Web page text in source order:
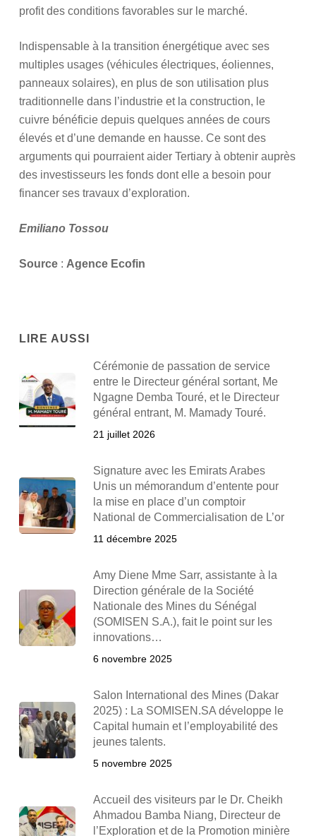
profit des conditions favorables sur le marché.
Indispensable à la transition énergétique avec ses
multiples usages (véhicules électriques, éoliennes,
panneaux solaires), en plus de son utilisation plus
traditionnelle dans l’industrie et la construction, le
cuivre bénéficie depuis quelques années de cours
élevés et d’une demande en hausse. Ce sont des
arguments qui pourraient aider Tertiary à obtenir auprès
des investisseurs les fonds dont elle a besoin pour
financer ses travaux d’exploration.
Emiliano Tossou
Source: Agence Ecofin
LIRE AUSSI
Cérémonie de passation de service
entre le Directeur général sortant, Me
Ngagne Demba Touré, et le Directeur
général entrant, M. Mamady Touré.
21 juillet 2026
Signature avec les Emirats Arabes
Unis un mémorandum d’entente pour
la mise en place d’un comptoir
National de Commercialisation de L’or
11 décembre 2025
Amy Diene Mme Sarr, assistante à la
Direction générale de la Société
Nationale des Mines du Sénégal
(SOMISEN S.A.), fait le point sur les
innovations…
6 novembre 2025
Salon International des Mines (Dakar
2025) : La SOMISEN.SA développe le
Capital humain et l’employabilité des
jeunes talents.
5 novembre 2025
Accueil des visiteurs par le Dr. Cheikh
Ahmadou Bamba Niang, Directeur de
l’Exploration et de la Promotion minière